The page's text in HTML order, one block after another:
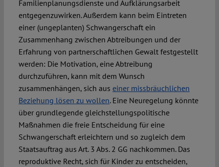
Familienplanungsdienste und Aufklärungsarbeit
entgegenzuwirken. Außerdem kann beim Eintreten
einer (ungeplanten) Schwangerschaft ein
Zusammenhang zwischen Abtreibungen und der
Erfahrung von partnerschaftlichen Gewalt festgestellt
werden: Die Motivation, eine Abtreibung
durchzuführen, kann mit dem Wunsch
zusammenhängen, sich aus einer missbräuchlichen
Beziehung lösen zu wollen. Eine Neuregelung könnte
über grundlegende gleichstellungspolitische
Maßnahmen die freie Entscheidung für eine
Schwangerschaft erleichtern und so zugleich dem
Staatsauftrag aus Art. 3 Abs. 2 GG nachkommen. Das
reproduktive Recht, sich für Kinder zu entscheiden,